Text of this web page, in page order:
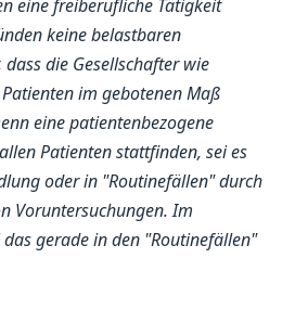
eine freiberufliche Tätigkeit
keine belastbaren
die Gesellschafter wie
im gebotenen Maß
eine patientenbezogene
Patienten stattfinden, sei es
oder in "Routinefällen" durch
Voruntersuchungen. Im
gerade in den "Routinefällen"